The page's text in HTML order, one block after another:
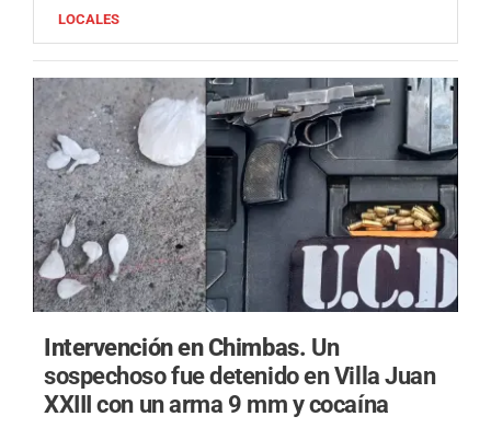
LOCALES
Intervención en Chimbas. Un
sospechoso fue detenido en Villa Juan
XXIII con un arma 9 mm y cocaína